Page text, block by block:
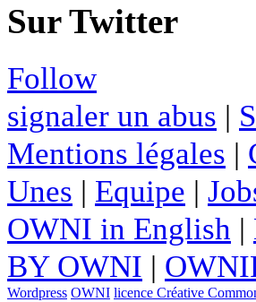
Sur Twitter
Follow
signaler un abus |
Mentions légales |
Unes | Equipe |
OWNI in English |
BY OWNI |
Wordpress OWNI licence Créative